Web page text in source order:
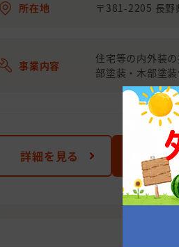
所在地 〒381-2205 長
事業内容
住宅等の内外装
部塗装・木部塗
詳細を見る お問